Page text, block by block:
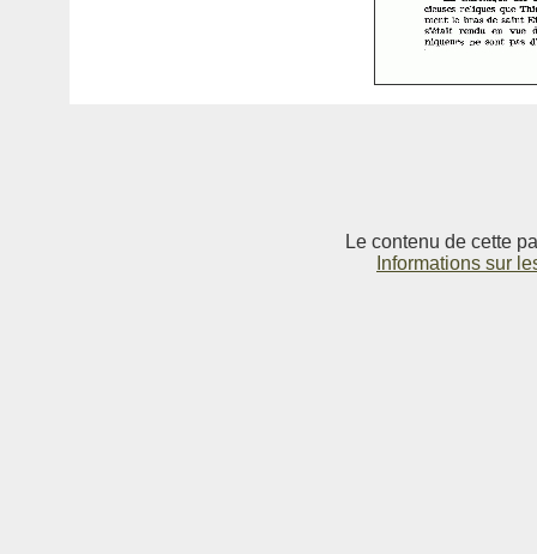
Le contenu de cette
Informations sur